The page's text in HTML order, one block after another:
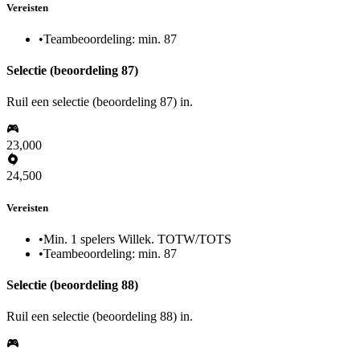
Vereisten
•Teambeoordeling: min. 87
Selectie (beoordeling 87)
Ruil een selectie (beoordeling 87) in.
23,000
24,500
Vereisten
•Min. 1 spelers Willek. TOTW/TOTS
•Teambeoordeling: min. 87
Selectie (beoordeling 88)
Ruil een selectie (beoordeling 88) in.